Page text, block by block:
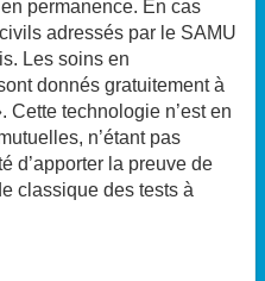
permanence. En cas
adressés par le SAMU
Les soins en
donnés gratuitement à
Cette technologie n’est en
n’étant pas
d’apporter la preuve de
classique des tests à